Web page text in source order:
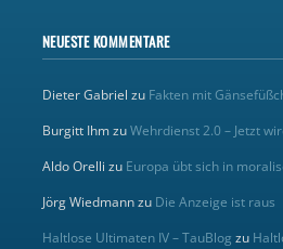
NEUESTE KOMMENTARE
Dieter Gabriel zu Fakten mit
Burgitt IhmzuWehrdienst 2.0 – Jetzt
Aldo Orelli zu Europa übt sich in
Jörg Wiedmannzu Die Anzeige ist raus
Haltlose Ultimaten IV – TauBlog zu